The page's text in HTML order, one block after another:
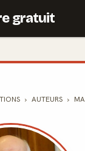
gratuit
AUTEURS